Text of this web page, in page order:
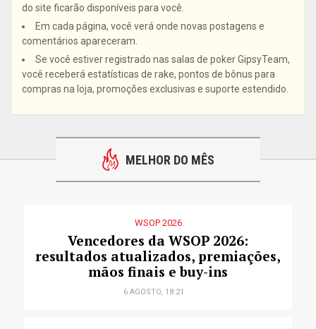
do site ficarão disponíveis para você.
Em cada página, você verá onde novas postagens e
comentários apareceram.
Se você estiver registrado nas salas de poker GipsyTeam,
você receberá estatísticas de rake, pontos de bônus para
compras na loja, promoções exclusivas e suporte estendido.
MELHOR DO MÊS
WSOP 2026
Vencedores da WSOP 2026:
resultados atualizados, premiações,
mãos finais e buy-ins
6 AGOSTO, 18:21